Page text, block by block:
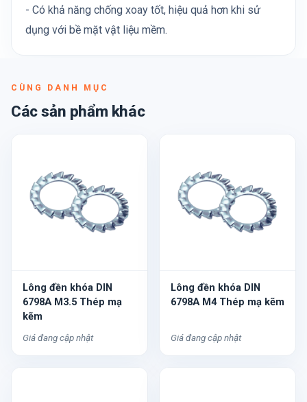
- Có khả năng chống xoay tốt, hiệu quả hơn khi sử
dụng với bề mặt vật liệu mềm.
CÙNG DANH MỤC
Các sản phẩm khác
Lông đền khóa DIN
6798A M3.5 Thép mạ
kẽm
Giá đang cập nhật
Lông đền khóa DIN
6798A M4 Thép mạ kẽm
Giá đang cập nhật